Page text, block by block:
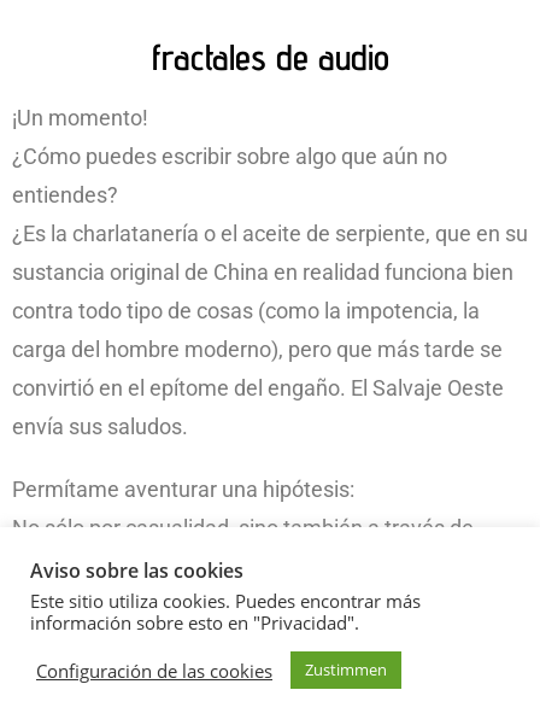
fractales de audio
¡Un momento!
¿Cómo puedes escribir sobre algo que aún no
entiendes?
¿Es la charlatanería o el aceite de serpiente, que en su
sustancia original de China en realidad funciona bien
contra todo tipo de cosas (como la impotencia, la
carga del hombre moderno), pero que más tarde se
convirtió en el epítome del engaño. El Salvaje Oeste
envía sus saludos.
Permítame aventurar una hipótesis:
No sólo por casualidad, sino también a través de
innumerables experimentos y cálculos, he
descubierto una conexión que hace que el
por un dispositivo de reproducción (sistema hi-fi) sea
Aviso sobre las cookies
Este sitio utiliza cookies. Puedes encontrar más
información sobre esto en "Privacidad".
Configuración de las cookies
Zustimmen